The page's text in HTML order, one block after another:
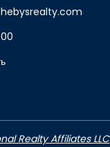
Realty Affiliates LLC